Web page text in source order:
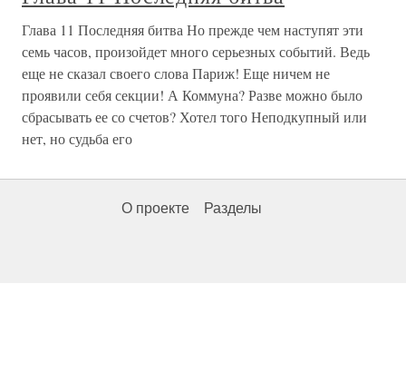
Глава 11 Последняя битва Но прежде чем наступят эти
семь часов, произойдет много серьезных событий. Ведь
еще не сказал своего слова Париж! Еще ничем не
проявили себя секции! А Коммуна? Разве можно было
сбрасывать ее со счетов? Хотел того Неподкупный или
нет, но судьба его
О проекте Разделы